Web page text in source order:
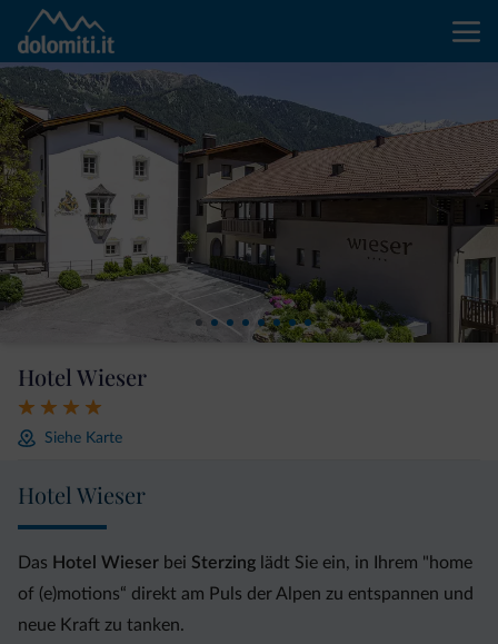
Hotel Wieser
Siehe Karte
Hotel Wieser
Das Hotel Wieser bei Sterzing lädt Sie ein, in Ihrem "home
of (e)motions“ direkt am Puls der Alpen zu entspannen und
neue Kraft zu tanken.